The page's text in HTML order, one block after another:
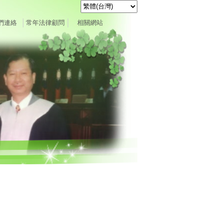
連絡 常年法律顧問 相關網站